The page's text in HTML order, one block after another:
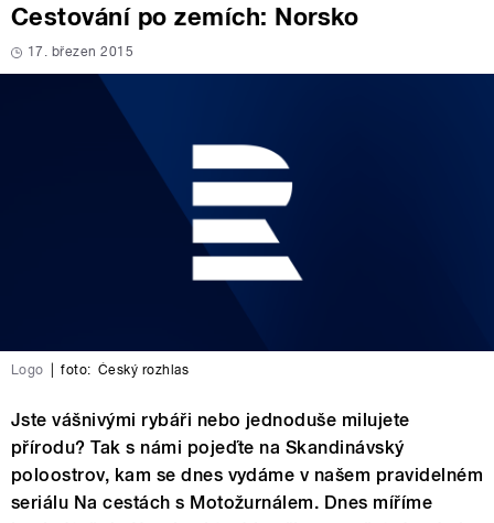
Cestování po zemích: Norsko
17. březen 2015
Logo foto: Český rozhlas
Jste vášnivými rybáři nebo jednoduše milujete
přírodu? Tak s námi pojeďte na Skandinávský
poloostrov, kam se dnes vydáme v našem pravidelném
seriálu Na cestách s Motožurnálem. Dnes míříme